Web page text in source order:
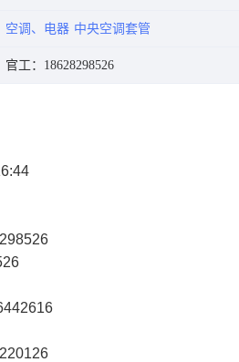
空调、电器 中央空调套管
官工：18628298526